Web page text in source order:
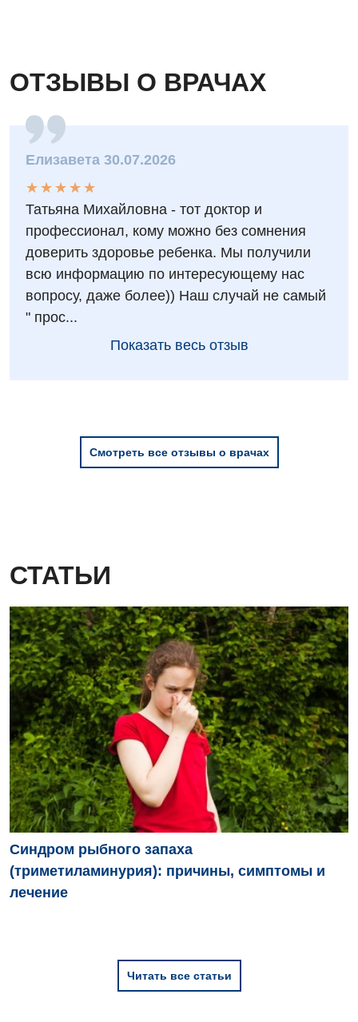
ОТЗЫВЫ О ВРАЧАХ
Елизавета 30.07.2026
★
★
★
★
★
★ ★ ★ ★ ★
Татьяна Михайловна - тот доктор и
профессионал, кому можно без сомнения
доверить здоровье ребенка. Мы получили
всю информацию по интересующему нас
вопросу, даже более)) Наш случай не самый
" прос...
Показать весь отзыв
Смотреть все отзывы о врачах
СТАТЬИ
Синдром рыбного запаха
(триметиламинурия): причины, симптомы и
лечение
Читать все статьи